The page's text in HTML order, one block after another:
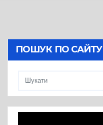
ПОШУК ПО САЙТУ